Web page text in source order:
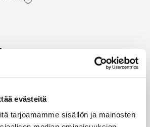
evästeitä
tarjoamamme sisällön ja mainosten